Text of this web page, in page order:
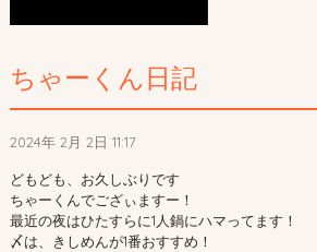
ちゃーくん日記
2024年 2月 2日 11:17
どもども、お久しぶりです
ちゃーくんでござぃますー！
最近の夜はひたすらに1人鍋にハマってます！
〆は、きしめんが1番おすすめ！